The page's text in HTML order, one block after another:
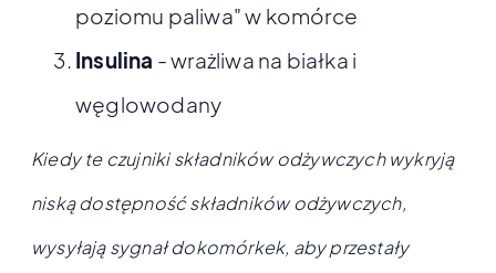
poziomu paliwa" w komórce
Insulina - wrażliwa na białka i
węglowodany
Kiedy te czujniki składników odżywczych wykryją
niską dostępność składników odżywczych,
wysyłają sygnał dokomórkek, aby przestały